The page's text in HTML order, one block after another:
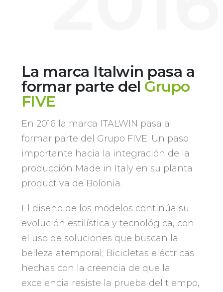
La marca Italwin pasa a
formar parte del Grupo
FIVE
En 2016 la marca ITALWIN pasa a
formar parte del Grupo FIVE. Un paso
importante hacia la integración de la
producción Made in Italy en su planta
productiva de Bolonia.
El diseño de los modelos continúa su
evolución estilística y tecnológica, con
el uso de soluciones que buscan la
belleza atemporal; Bicicletas eléctricas
hechas con la creencia de que la
excelencia resiste la prueba del tiempo,